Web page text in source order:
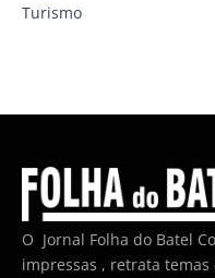
Turismo
O Jornal Folha do Batel
impressas , retrata